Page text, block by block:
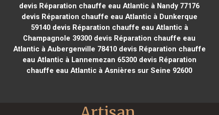
devis Réparation chauffe eau Atlantic à Nandy 77176
devis Réparation chauffe eau Atlantic à Dunkerque
59140devis Réparation chauffe eau Atlantic à
Champagnole 39300 devis Réparation chauffe eau
Atlantic à Aubergenville 78410devis Réparation chauffe
eau Atlantic à Lannemezan 65300devis Réparation
chauffe eau Atlantic à Asnières sur Seine 92600